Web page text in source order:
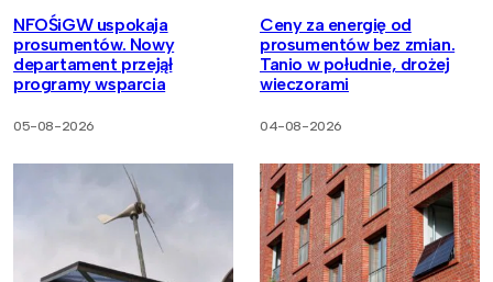
NFOŚiGW uspokaja
prosumentów. Nowy
departament przejął
programy wsparcia
05-08-2026
Ceny za energię od
prosumentów bez zmian.
Tanio w południe, drożej
wieczorami
04-08-2026